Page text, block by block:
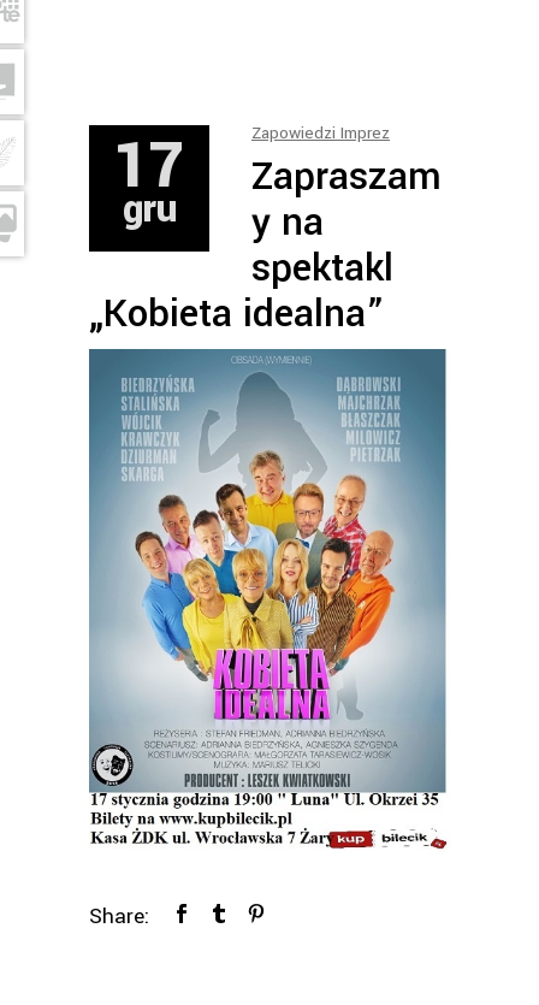
17
gru
Zapowiedzi Imprez
Zapraszam
y na
spektakl
„Kobieta idealna”
Share: